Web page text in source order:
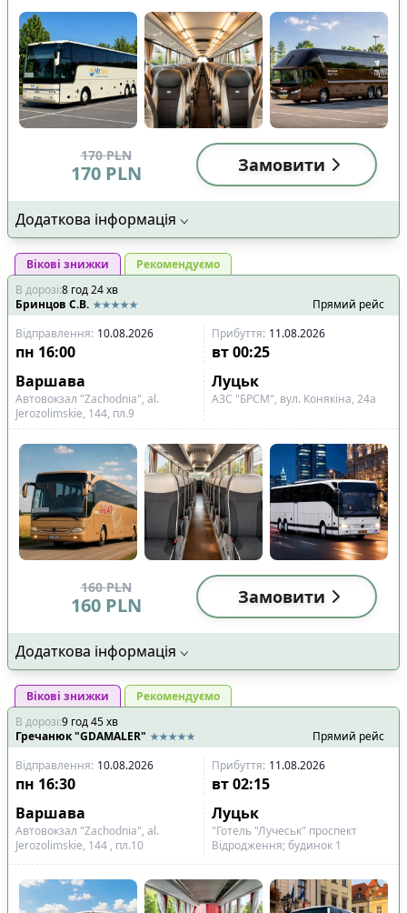
170 PLN
170 PLN Замовити
Додаткова інформація
Вікові знижки
Рекомендуємо
В дорозі:8 год24хв
Бринцов С.В.
Прямий рейс
Відправлення: 10.08.2026 Прибуття: 11.08.2026
пн 16:00 вт 00:25
Варшава
Луцьк
Автовокзал "Zachodnia", al.
Jerozolimskie, 144, пл.9
АЗС "БРСМ", вул. Конякіна, 24а
160 PLN
160 PLN Замовити
Додаткова інформація
Вікові знижки
Рекомендуємо
В дорозі:9 год45хв
Гречанюк "GDAMALER"
Прямий рейс
Відправлення: 10.08.2026 Прибуття: 11.08.2026
пн 16:30 вт 02:15
Варшава
Луцьк
Автовокзал "Zachodnia", al.
Jerozolimskie, 144 , пл.10
"Готель "Лучеськ" проспект
Відродження; будинок 1